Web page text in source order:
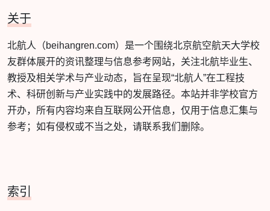
关于
北航人（beihangren.com）是一个围绕北京航空航天大学校
友群体展开的资讯整理与信息参考网站，关注北航毕业生、
教授及相关学术与产业动态，旨在呈现“北航人”在工程技
术、科研创新与产业实践中的发展路径。本站并非学校官方
开办，所有内容均来自互联网公开信息，仅用于信息汇集与
参考；如有侵权或不当之处，请联系我们删除。
索引